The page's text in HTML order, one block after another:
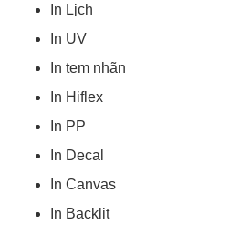
In Lịch
In UV
In tem nhãn
In Hiflex
In PP
In Decal
In Canvas
In Backlit